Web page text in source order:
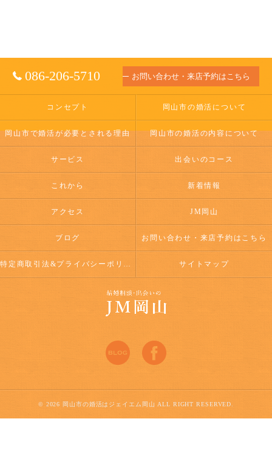
086-206-5710 お問い合わせ・来店予約はこちら
コンセプト 岡山市の婚活について
岡山市で婚活が必要とされる理由 岡山市の婚活の内容について
サービス 出会いのコース
これから 新着情報
アクセス JM岡山
ブログ お問い合わせ・来店予約はこちら
特定商取引法&プライバシーポリシー サイトマップ
© 2026 岡山市の婚活はジェイエム岡山 ALL RIGHT RESERVED.